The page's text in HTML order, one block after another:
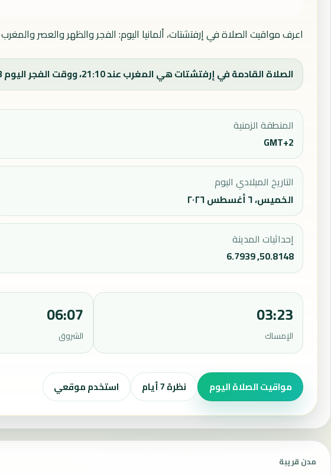
اعرف مواقيت الصلاة في إرفتشتات، ألمانيا اليوم: الفجر والظهر والعصر
الصلاة القادمة في إرفتشتات هي المغرب عند 21:10، ووقت الفجر اليوم 03:33.
المنطقة الزمنية
GMT+2
التاريخ الميلادي اليوم
الخميس، ٦ أغسطس ٢٠٢٦
إحداثيات المدينة
50.8148, 6.7939
03:23
الإمساك
06:07
الشروق
مواقيت الصلاة اليوم نظرة 7 أيام استخدم موقعي
مدن قريبة